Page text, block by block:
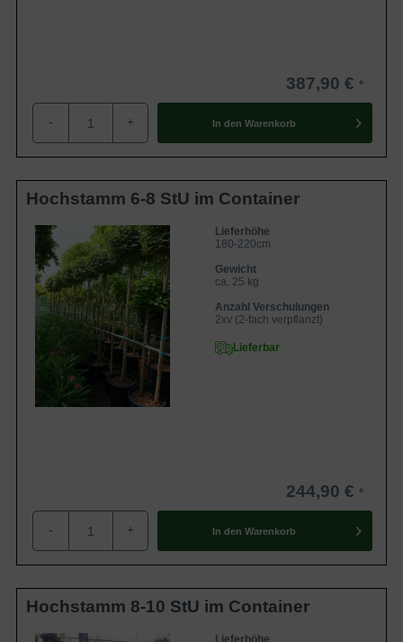
387,90 €
- + In den Warenkorb
Hochstamm 6-8 StU im Container
Lieferhöhe
180-220cm
Gewicht
ca. 25 kg
Anzahl Verschulungen
2xv (2-fach verpflanzt)
Lieferbar
244,90 €
- + In den Warenkorb
Hochstamm 8-10 StU im Container
Lieferhöhe